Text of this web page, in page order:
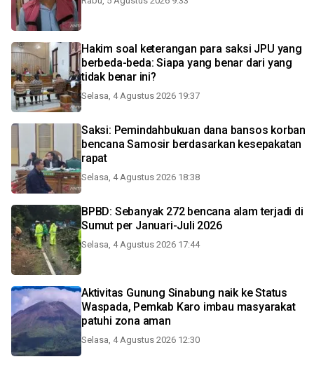
Hakim soal keterangan para saksi JPU yang
berbeda-beda: Siapa yang benar dari yang
tidak benar ini?
Selasa, 4 Agustus 2026 19:37
Saksi: Pemindahbukuan dana bansos korban
bencana Samosir berdasarkan kesepakatan
rapat
Selasa, 4 Agustus 2026 18:38
BPBD: Sebanyak 272 bencana alam terjadi di
Sumut per Januari-Juli 2026
Selasa, 4 Agustus 2026 17:44
Aktivitas Gunung Sinabung naik ke Status
Waspada, Pemkab Karo imbau masyarakat
patuhi zona aman
Selasa, 4 Agustus 2026 12:30